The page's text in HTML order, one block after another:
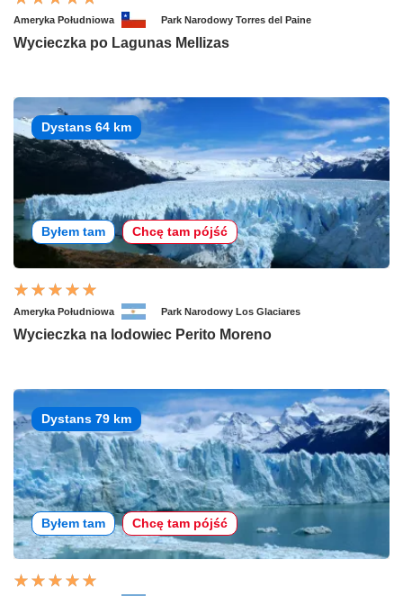
Ameryka Południowa Park Narodowy Torres del Paine
Wycieczka po Lagunas Mellizas
Dystans 64 km
Byłem tam Chcę tam pójść
Ameryka Południowa Park Narodowy Los Glaciares
Wycieczka na lodowiec Perito Moreno
Dystans 79 km
Byłem tam Chcę tam pójść